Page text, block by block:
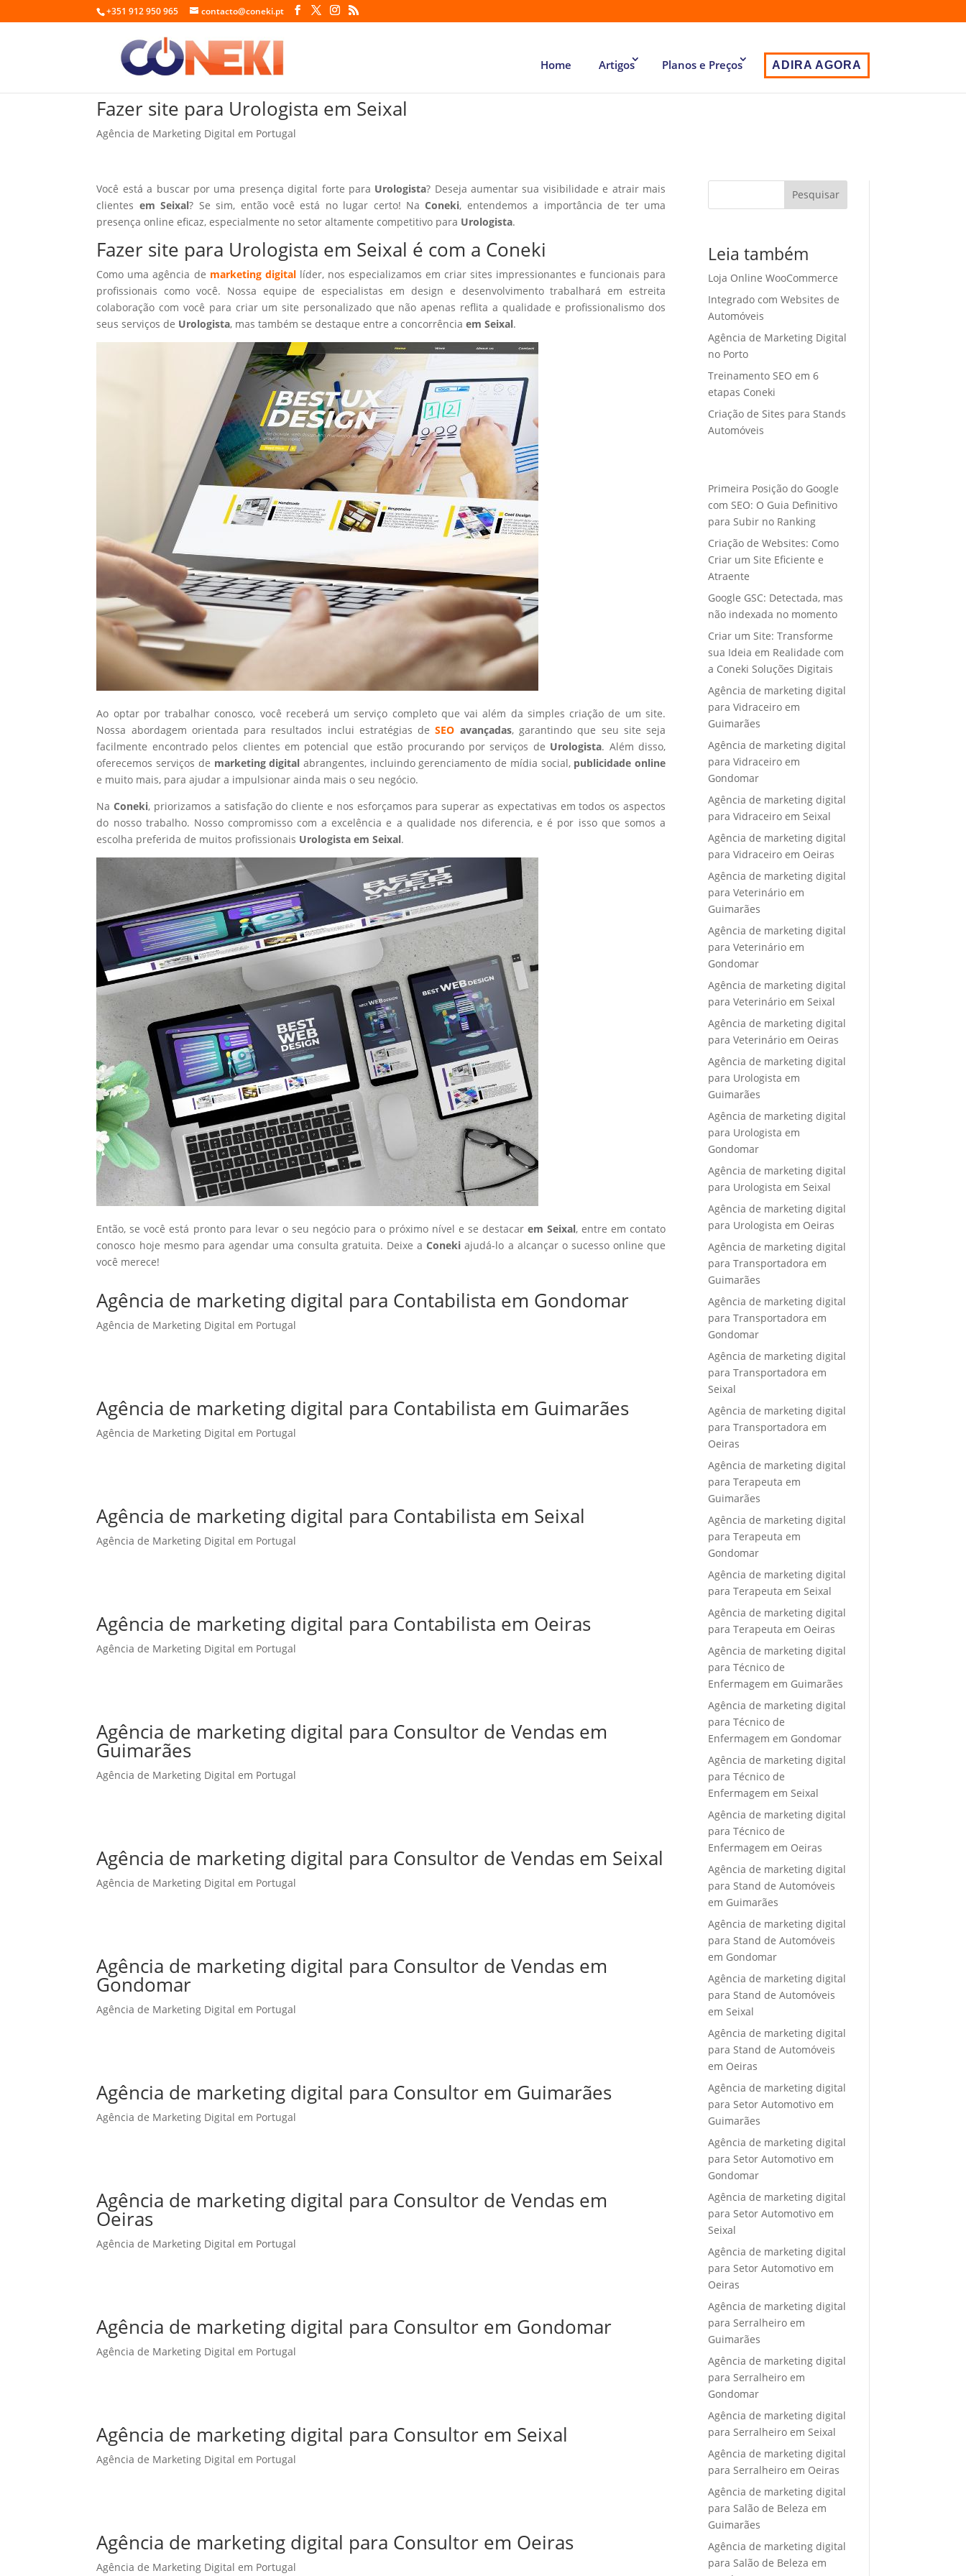
+351 912 950 965 contacto@coneki.pt
Home Artigos Planos e Preços ADIRA AGORA
Fazer site para Urologista em Seixal
Agência de Marketing Digital em Portugal
Você está a buscar por uma presença digital forte para Urologista? Deseja aumentar sua visibilidade e atrair mais
clientes em Seixal? Se sim, então você está no lugar certo! NaConeki, entendemos a importância de ter uma
presença online eficaz, especialmente no setor altamente competitivo para Urologista.
Fazer site para Urologista em Seixal é com a Coneki
Como uma agência de marketing digitallíder, nos especializamos em criar sites impressionantes e funcionais para
profissionais como você. Nossa equipe de especialistas em design e desenvolvimento trabalhará em estreita
colaboração com você para criar um site personalizado que não apenas reflita a qualidade e profissionalismo dos
seus serviços de Urologista, mas também se destaque entre a concorrênciaem Seixal.
Ao optar por trabalhar conosco, você receberá um serviço completo que vai além da simples criação de um site.
Nossa abordagem orientada para resultados inclui estratégias deSEO avançadas, garantindo que seu site seja
facilmente encontrado pelos clientes em potencial que estão procurando por serviços de Urologista. Além disso,
oferecemos serviços de marketing digital abrangentes, incluindo gerenciamento de mídia social, publicidade online
e muito mais, para ajudar a impulsionar ainda mais o seu negócio.
NaConeki, priorizamos a satisfação do cliente e nos esforçamos para superar as expectativas em todos os aspectos
do nosso trabalho. Nosso compromisso com a excelência e a qualidade nos diferencia, e é por isso que somos a
escolha preferida de muitos profissionais Urologista em Seixal.
Então, se você está pronto para levar o seu negócio para o próximo nível e se destacar em Seixal, entre em contato
conosco hoje mesmo para agendar uma consulta gratuita. Deixe aConeki ajudá-lo a alcançar o sucesso online que
você merece!
Agência de marketing digital para Contabilista em Gondomar
Agência de Marketing Digital em Portugal
Agência de marketing digital para Contabilista em Guimarães
Agência de Marketing Digital em Portugal
Agência de marketing digital para Contabilista em Seixal
Agência de Marketing Digital em Portugal
Agência de marketing digital para Contabilista em Oeiras
Agência de Marketing Digital em Portugal
Agência de marketing digital para Consultor de Vendas em
Guimarães
Agência de Marketing Digital em Portugal
Agência de marketing digital para Consultor de Vendas em Seixal
Agência de Marketing Digital em Portugal
Agência de marketing digital para Consultor de Vendas em
Gondomar
Agência de Marketing Digital em Portugal
Agência de marketing digital para Consultor em Guimarães
Agência de Marketing Digital em Portugal
Agência de marketing digital para Consultor de Vendas em
Oeiras
Agência de Marketing Digital em Portugal
Agência de marketing digital para Consultor em Gondomar
Agência de Marketing Digital em Portugal
Agência de marketing digital para Consultor em Seixal
Agência de Marketing Digital em Portugal
Agência de marketing digital para Consultor em Oeiras
Agência de Marketing Digital em Portugal
Pesquisar
Leia também
Loja Online WooCommerce
Integrado com Websites de
Automóveis
Agência de Marketing Digital
no Porto
Treinamento SEO em 6
etapas Coneki
Criação de Sites para Stands
Automóveis
Primeira Posição do Google
com SEO: O Guia Definitivo
para Subir no Ranking
Criação de Websites: Como
Criar um Site Eficiente e
Atraente
Google GSC: Detectada, mas
não indexada no momento
Criar um Site: Transforme
sua Ideia em Realidade com
a Coneki Soluções Digitais
Agência de marketing digital
para Vidraceiro em
Guimarães
Agência de marketing digital
para Vidraceiro em
Gondomar
Agência de marketing digital
para Vidraceiro em Seixal
Agência de marketing digital
para Vidraceiro em Oeiras
Agência de marketing digital
para Veterinário em
Guimarães
Agência de marketing digital
para Veterinário em
Gondomar
Agência de marketing digital
para Veterinário em Seixal
Agência de marketing digital
para Veterinário em Oeiras
Agência de marketing digital
para Urologista em
Guimarães
Agência de marketing digital
para Urologista em
Gondomar
Agência de marketing digital
para Urologista em Seixal
Agência de marketing digital
para Urologista em Oeiras
Agência de marketing digital
para Transportadora em
Guimarães
Agência de marketing digital
para Transportadora em
Gondomar
Agência de marketing digital
para Transportadora em
Seixal
Agência de marketing digital
para Transportadora em
Oeiras
Agência de marketing digital
para Terapeuta em
Guimarães
Agência de marketing digital
para Terapeuta em
Gondomar
Agência de marketing digital
para Terapeuta em Seixal
Agência de marketing digital
para Terapeuta em Oeiras
Agência de marketing digital
para Técnico de
Enfermagem em Guimarães
Agência de marketing digital
para Técnico de
Enfermagem em Gondomar
Agência de marketing digital
para Técnico de
Enfermagem em Seixal
Agência de marketing digital
para Técnico de
Enfermagem em Oeiras
Agência de marketing digital
para Stand de Automóveis
em Guimarães
Agência de marketing digital
para Stand de Automóveis
em Gondomar
Agência de marketing digital
para Stand de Automóveis
em Seixal
Agência de marketing digital
para Stand de Automóveis
em Oeiras
Agência de marketing digital
para Setor Automotivo em
Guimarães
Agência de marketing digital
para Setor Automotivo em
Gondomar
Agência de marketing digital
para Setor Automotivo em
Seixal
Agência de marketing digital
para Setor Automotivo em
Oeiras
Agência de marketing digital
para Serralheiro em
Guimarães
Agência de marketing digital
para Serralheiro em
Gondomar
Agência de marketing digital
para Serralheiro em Seixal
Agência de marketing digital
para Serralheiro em Oeiras
Agência de marketing digital
para Salão de Beleza em
Guimarães
Agência de marketing digital
para Salão de Beleza em